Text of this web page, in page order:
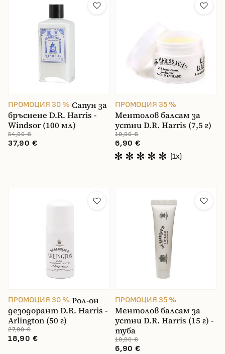
ПРОМОЦИЯ 30 % Сапун за
бръснене D.R. Harris -
Windsor (100 мл)
54,90 €
37,90 €
ПРОМОЦИЯ 35 %
Ментолов балсам за
устни D.R. Harris (7,5 г)
10,90 €
6,90 €
(1x)
ПРОМОЦИЯ 30 % Рол-он
дезодорант D.R. Harris -
Arlington (50 г)
27,90 €
18,90 €
ПРОМОЦИЯ 35 %
Ментолов балсам за
устни D.R. Harris (15 г) -
туба
10,90 €
6,90 €